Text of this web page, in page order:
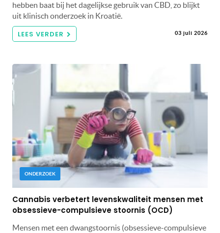
hebben baat bij het dagelijkse gebruik van CBD, zo blijkt
uit klinisch onderzoek in Kroatië.
LEES VERDER 03 juli 2026
ONDERZOEK
Cannabis verbetert levenskwaliteit mensen met
obsessieve-compulsieve stoornis (OCD)
Mensen met een dwangstoornis (obsessieve-compulsieve